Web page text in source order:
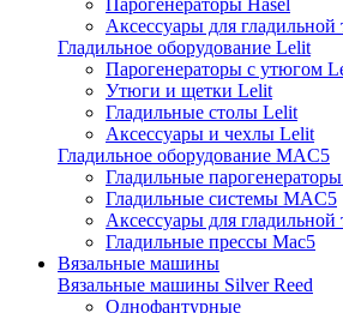
Парогенераторы Hasel
Аксессуары для гладильной
Гладильное оборудование Lelit
Парогенераторы с утюгом
Утюги и щетки Lelit
Гладильные столы Lelit
Аксессуары и чехлы Lelit
Гладильное оборудование MAC5
Гладильные
Гладильные системы MAC5
Аксессуары для
Гладильные прессы Mac5
Вязальные машины
Вязальные машины Silver Reed
Однофантурные